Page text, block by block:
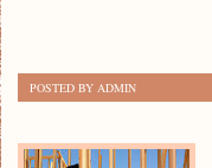
POSTED BY ADMIN